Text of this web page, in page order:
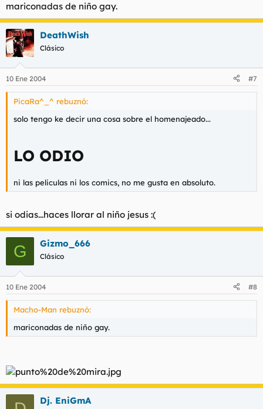
mariconadas de niño gay.
DeathWish
Clásico
10 Ene 2004 #7
PicaRa^_^ rebuznó:
solo tengo ke decir una cosa sobre el homenajeado...
LO ODIO
ni las peliculas ni los comics, no me gusta en absoluto.
si odias...haces llorar al niño jesus :(
G Gizmo_666
Clásico
10 Ene 2004 #8
Macho-Man rebuznó:
mariconadas de niño gay.
Dj. EniGmA